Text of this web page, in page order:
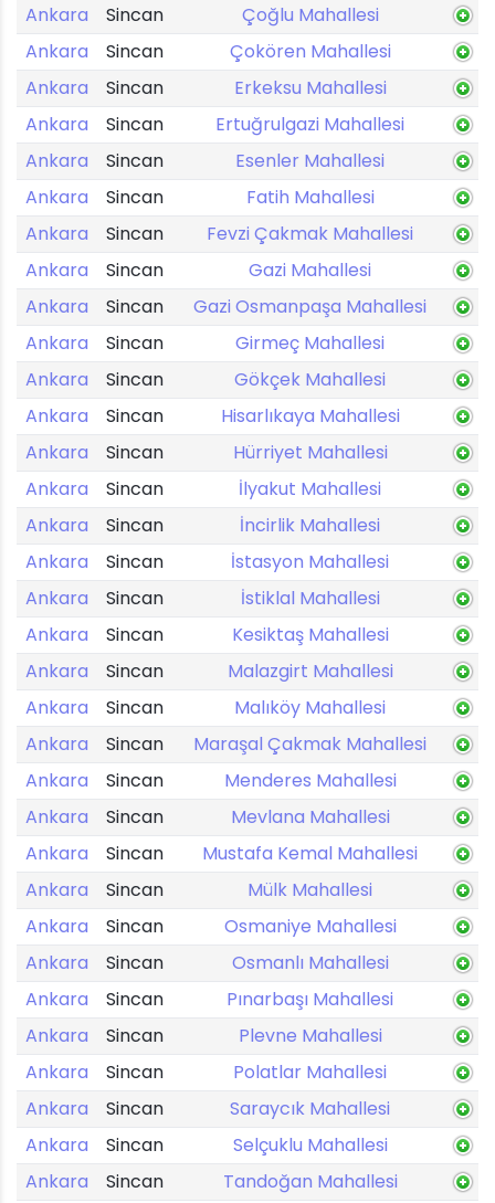
Ankara
Sincan
Çoğlu Mahallesi
Ankara
Sincan
Çokören Mahallesi
Ankara
Sincan
Erkeksu Mahallesi
Ankara
Sincan
Ertuğrulgazi Mahallesi
Ankara
Sincan
Esenler Mahallesi
Ankara
Sincan
Fatih Mahallesi
Ankara
Sincan
Fevzi Çakmak Mahallesi
Ankara
Sincan
Gazi Mahallesi
Ankara
Sincan
Gazi Osmanpaşa Mahallesi
Ankara
Sincan
Girmeç Mahallesi
Ankara
Sincan
Gökçek Mahallesi
Ankara
Sincan
Hisarlıkaya Mahallesi
Ankara
Sincan
Hürriyet Mahallesi
Ankara
Sincan
İlyakut Mahallesi
Ankara
Sincan
İncirlik Mahallesi
Ankara
Sincan
İstasyon Mahallesi
Ankara
Sincan
İstiklal Mahallesi
Ankara
Sincan
Kesiktaş Mahallesi
Ankara
Sincan
Malazgirt Mahallesi
Ankara
Sincan
Malıköy Mahallesi
Ankara
Sincan
Maraşal Çakmak Mahallesi
Ankara
Sincan
Menderes Mahallesi
Ankara
Sincan
Mevlana Mahallesi
Ankara
Sincan
Mustafa Kemal Mahallesi
Ankara
Sincan
Mülk Mahallesi
Ankara
Sincan
Osmaniye Mahallesi
Ankara
Sincan
Osmanlı Mahallesi
Ankara
Sincan
Pınarbaşı Mahallesi
Ankara
Sincan
Plevne Mahallesi
Ankara
Sincan
Polatlar Mahallesi
Ankara
Sincan
Saraycık Mahallesi
Ankara
Sincan
Selçuklu Mahallesi
Ankara
Sincan Tandoğan Mahallesi